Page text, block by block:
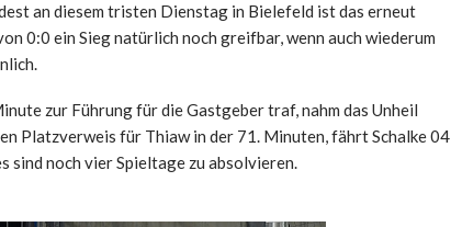
an diesem tristen Dienstag in Bielefeld ist das erneut
0:0 ein Sieg natürlich noch greifbar, wenn auch wiederum
zur Führung für die Gastgeber traf, nahm das Unheil
Platzverweis für Thiaw in der 71. Minuten, fährt Schalke 04
sind noch vier Spieltage zu absolvieren.